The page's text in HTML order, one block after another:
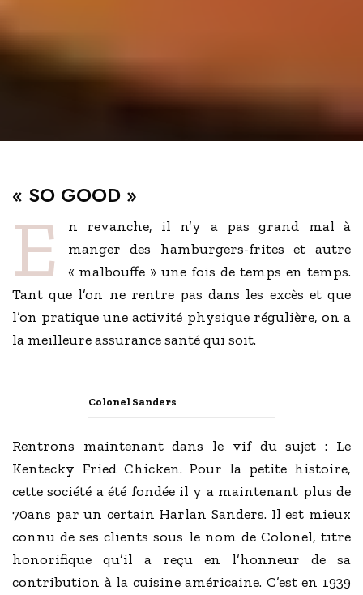
« SO GOOD »
E
n revanche, il n’y a pas grand mal à
manger des hamburgers-frites et autre
« malbouffe » une fois de temps en temps.
Tant que l’on ne rentre pas dans les excès et que
l’on pratique une activité physique régulière, on a
la meilleure assurance santé qui soit.
Colonel Sanders
Rentrons maintenant dans le vif du sujet : Le
Kentecky Fried Chicken. Pour la petite histoire,
cette société a été fondée il y a maintenant plus de
70ans par un certain Harlan Sanders. Il est mieux
connu de ses clients sous le nom de Colonel, titre
honorifique qu’il a reçu en l’honneur de sa
contribution à la cuisine américaine. C’est en 1939